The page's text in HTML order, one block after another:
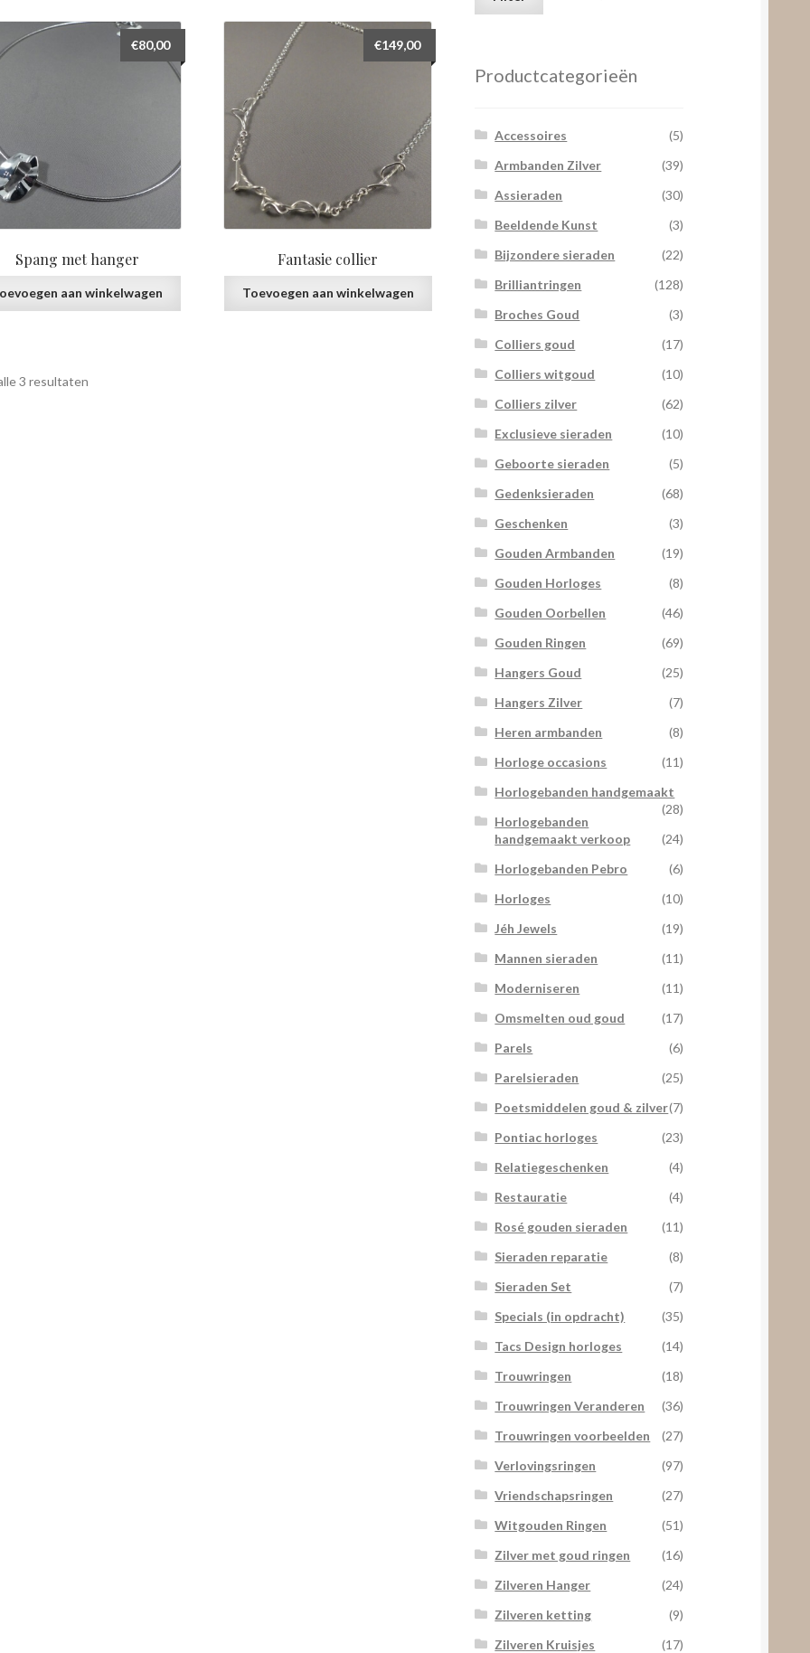
Spang met hanger
€80,00
aan winkelwagen
Fantasie collier
€149,00
Toevoegen aan winkelwagen
3 resultaten
Productcategorieën
Accessoires
(5)
Armbanden Zilver
(39)
Assieraden
(30)
Beeldende Kunst
(3)
Bijzondere sieraden
(22)
Brilliantringen
(128)
Broches Goud
(3)
Colliers goud
(17)
Colliers witgoud
(10)
Colliers zilver
(62)
Exclusieve sieraden
(10)
Geboorte sieraden
(5)
Gedenksieraden
(68)
Geschenken
(3)
Gouden Armbanden
(19)
Gouden Horloges
(8)
Gouden Oorbellen
(46)
Gouden Ringen
(69)
Hangers Goud
(25)
Hangers Zilver
(7)
Heren armbanden
(8)
Horloge occasions
(11)
Horlogebanden handgemaakt
(28)
Horlogebanden
handgemaakt verkoop
(24)
Horlogebanden Pebro
(6)
Horloges
(10)
Jéh Jewels
(19)
Mannen sieraden
(11)
Moderniseren
(11)
Omsmelten oud goud
(17)
Parels
(6)
Parelsieraden
(25)
Poetsmiddelen goud & zilver(7)
Pontiac horloges
(23)
Relatiegeschenken
(4)
Restauratie
(4)
Rosé gouden sieraden
(11)
Sieraden reparatie
(8)
Sieraden Set
(7)
Specials (in opdracht)
(35)
Tacs Design horloges
(14)
Trouwringen
(18)
Trouwringen Veranderen
(36)
Trouwringen voorbeelden
(27)
Verlovingsringen
(97)
Vriendschapsringen
(27)
Witgouden Ringen
(51)
Zilver met goud ringen
(16)
Zilveren Hanger
(24)
Zilveren ketting
(9)
Zilveren Kruisjes
(17)